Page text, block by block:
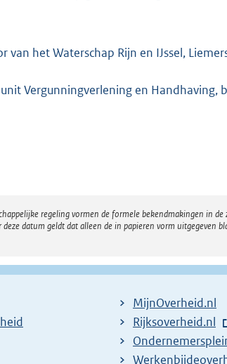
het Waterschap Rijn en IJssel,
Vergunningverlening en Handhaving,
regeling vormen de formele bekendmakingen in de
datum geldt dat alleen de in papieren vorm uitgegeven
MijnOverheid.nl
E
x
t
Rijksoverheid.nl
E
x
E